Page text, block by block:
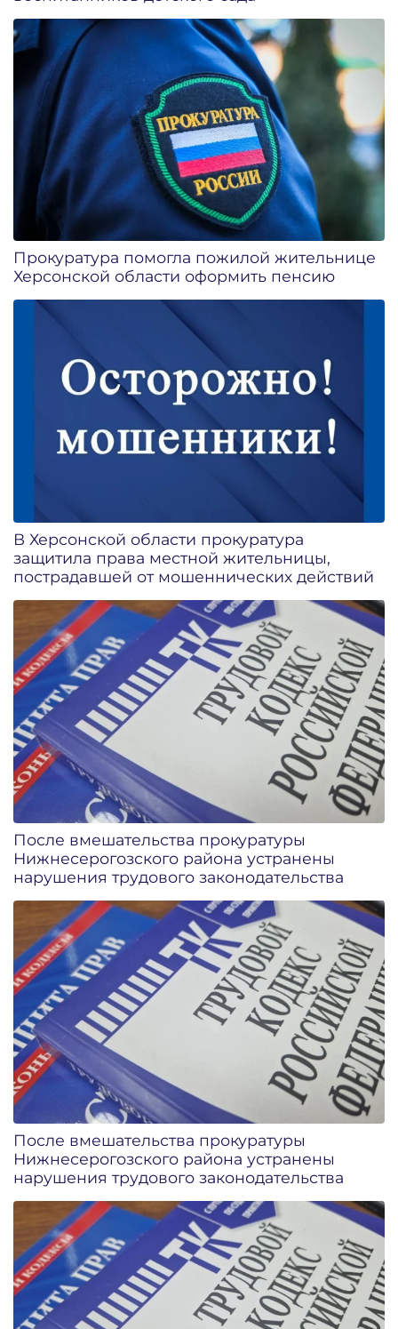
Прокуратура помогла пожилой жительнице
Херсонской области оформить пенсию
В Херсонской области прокуратура
защитила права местной жительницы,
пострадавшей от мошеннических действий
После вмешательства прокуратуры
Нижнесерогозского района устранены
нарушения трудового законодательства
После вмешательства прокуратуры
Нижнесерогозского района устранены
нарушения трудового законодательства